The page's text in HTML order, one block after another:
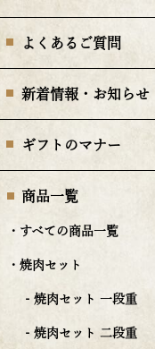
よくあるご質問
新着情報・お知らせ
ギフトのマナー
商品一覧
・すべての商品一覧
・焼肉セット
- 焼肉セット 一段重
- 焼肉セット 二段重